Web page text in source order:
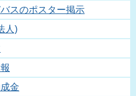
スのポスター掲示
人)
金